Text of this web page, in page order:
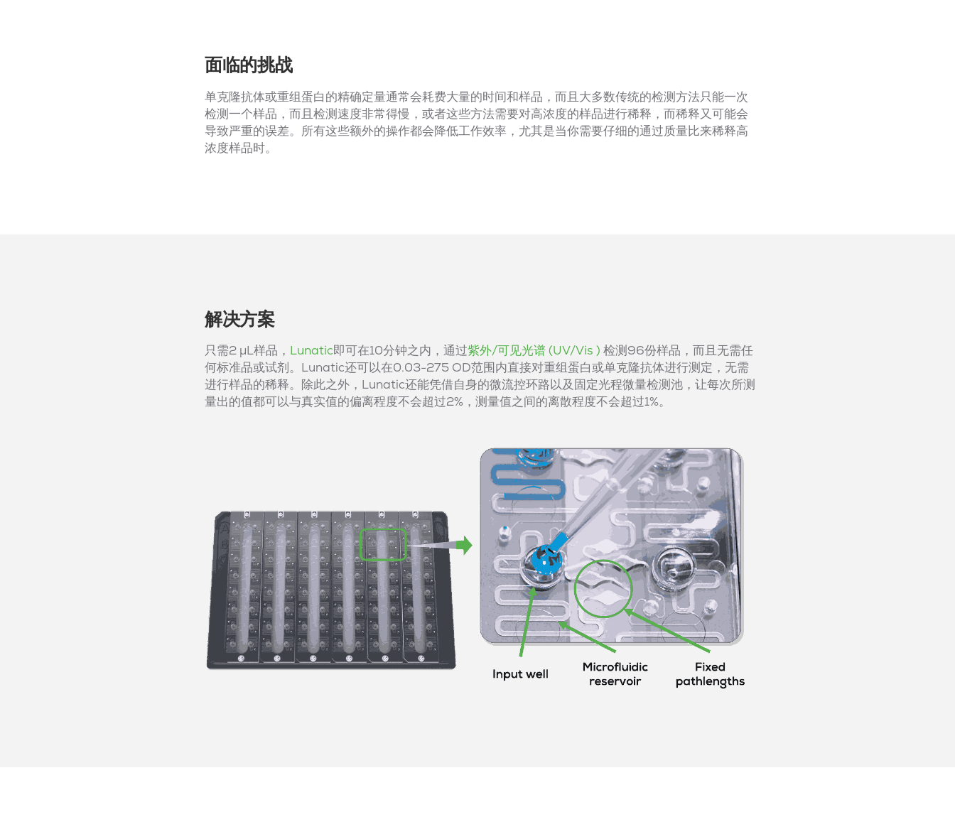
面临的挑战
单克隆抗体或重组蛋白的精确定量通常会耗费大量的时间和样品，而且大多数传统的检测方法只能一次
检测一个样品，而且检测速度非常得慢，或者这些方法需要对高浓度的样品进行稀释，而稀释又可能会
导致严重的误差。所有这些额外的操作都会降低工作效率，尤其是当你需要仔细的通过质量比来稀释高
浓度样品时。
解决方案
只需2 µL样品， Lunatic即可在10分钟之内，通过紫外/可见光谱 (UV/Vis ) 检测96份样品，而且无需任
何标准品或试剂。Lunatic还可以在0.03-275 OD范围内直接对重组蛋白或单克隆抗体进行测定，无需
进行样品的稀释。除此之外，Lunatic还能凭借自身的微流控环路以及固定光程微量检测池，让每次所测
量出的值都可以与真实值的偏离程度不会超过2%，测量值之间的离散程度不会超过1%。